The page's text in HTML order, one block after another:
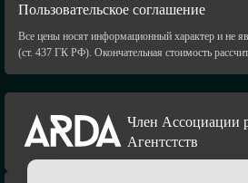
Пользовательское соглашение
Все цены носят информационный характер и не
(ст. 437 ГК РФ). Окончательная стоимость
Член Ассоциации
Агентстств